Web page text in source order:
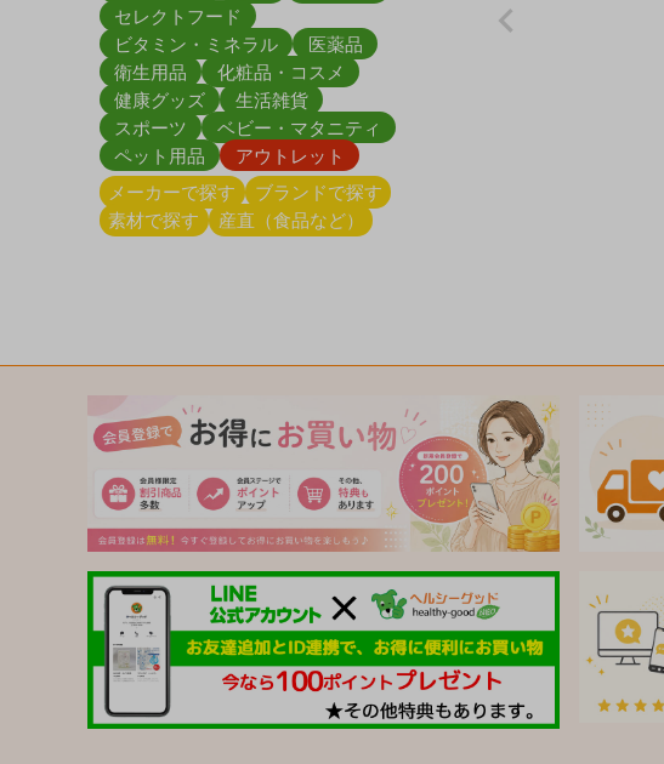
セレクトフード
ビタミン・ミネラル
医薬品
衛生用品
化粧品・コスメ
健康グッズ
生活雑貨
スポーツ
ベビー・マタニティ
ペット用品
アウトレット
メーカーで探す
ブランドで探す
素材で探す
産直（食品など）